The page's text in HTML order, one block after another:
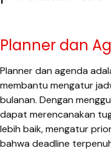
Planner dan
Planner dan agenda
membantu mengatur
bulanan. Dengan
dapat merencanakan
lebih baik, mengatur
bahwa deadline